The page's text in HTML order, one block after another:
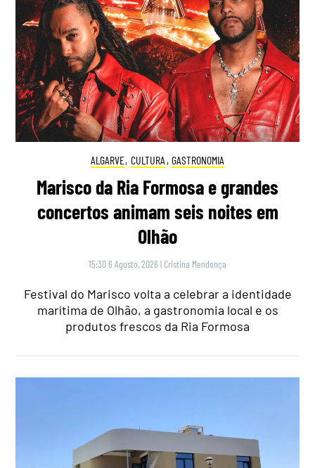
ALGARVE, CULTURA , GASTRONOMIA
Marisco da Ria Formosa e grandes
concertos animam seis noites em
Olhão
15:30 6 Agosto, 2026 | Cristina Mendonça
Festival do Marisco volta a celebrar a identidade
marítima de Olhão, a gastronomia local e os
produtos frescos da Ria Formosa